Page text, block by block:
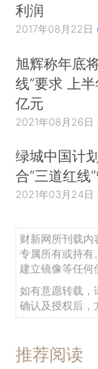
利润
2017年08月22日
旭辉称年底
线”要求 上
亿元
2021年08月26日
绿城中国计
合“三道红线
2021年03月24日
财新网所刊载内
专属所有或持有
建立镜像等任何
如有意愿转载，
确认及授权后，
推荐阅读